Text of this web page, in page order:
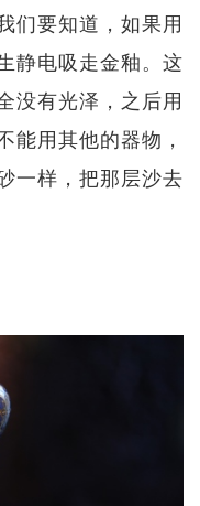
们要知道，如果用
静电吸走金釉。这
没有光泽，之后用
能用其他的器物，
一样，把那层沙去